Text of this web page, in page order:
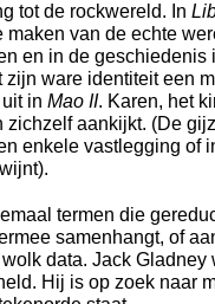
tot de rockwereld. In
van de echte
en in de geschiedenis
ware identiteit een
in Mao II. Karen, het
aankijkt. (De
enkele vastlegging of
termen die
samenhangt, of
data. Jack Gladney
Hij is op zoek naar